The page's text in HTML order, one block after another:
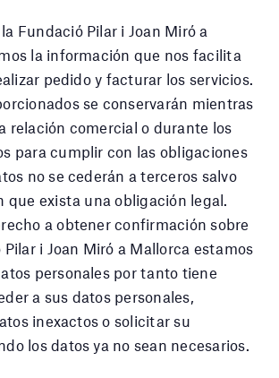
Fundació Pilar i Joan Miró a
la información que nos facilita
pedido y facturar los servicios.
se conservarán mientras
relación comercial o durante los
para cumplir con las obligaciones
no se cederán a terceros salvo
que exista una obligación legal.
a obtener confirmación sobre
i Joan Miró a Mallorca estamos
personales por tanto tiene
a sus datos personales,
inexactos o solicitar su
los datos ya no sean necesarios.